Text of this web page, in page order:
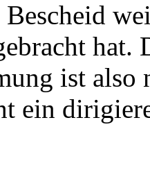
hat.
ist
ein